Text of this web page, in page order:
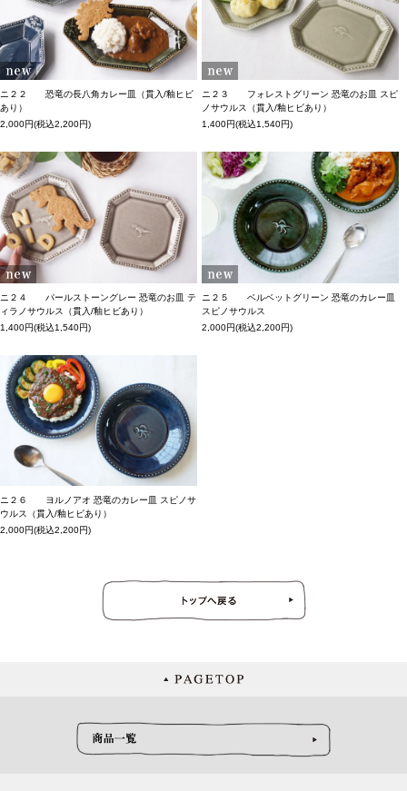
ニ２２ 恐竜の長八角カレー皿（貫入/釉ヒビ
あり）
2,000円(税込2,200円)
ニ２３ フォレストグリーン 恐竜のお皿 スピ
ノサウルス（貫入/釉ヒビあり）
1,400円(税込1,540円)
ニ２４ パールストーングレー 恐竜のお皿 テ
ィラノサウルス（貫入/釉ヒビあり）
1,400円(税込1,540円)
ニ２５ ベルベットグリーン 恐竜のカレー皿
スピノサウルス
2,000円(税込2,200円)
ニ２６ ヨルノアオ 恐竜のカレー皿 スピノサ
ウルス（貫入/釉ヒビあり）
2,000円(税込2,200円)